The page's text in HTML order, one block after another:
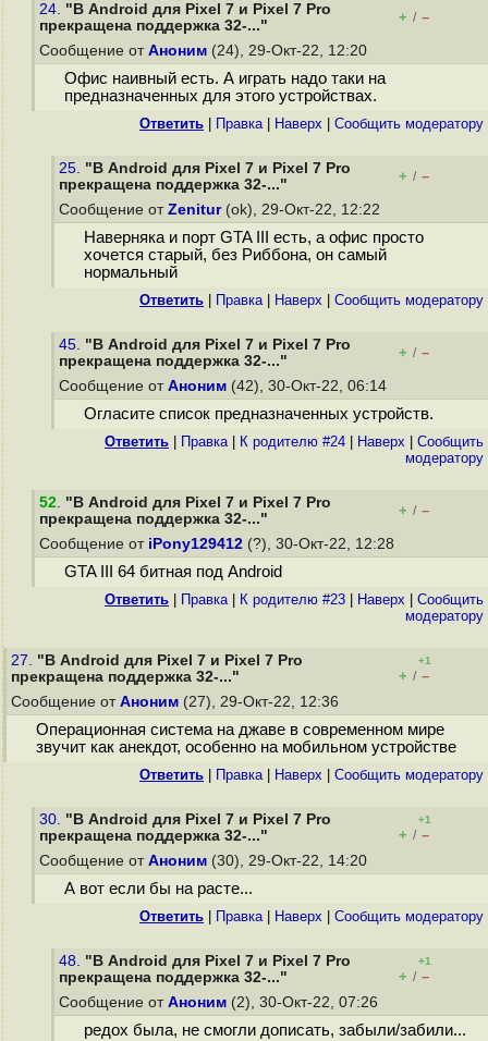
24. "В Android для Pixel 7 и Pixel 7 Pro
прекращена поддержка 32-..."
+ / –
Сообщение от Аноним (24), 29-Окт-22, 12:20
Офис наивный есть. А играть надо таки на
предназначенных для этого устройствах.
Ответить Правка| Наверх Cообщить модератору
25. "В Android для Pixel 7 и Pixel 7 Pro
прекращена поддержка 32-..."
+ / –
Сообщение от Zenitur(ok), 29-Окт-22, 12:22
Наверняка и порт GTA III есть, а офис просто
хочется старый, без Риббона, он самый
нормальный
Ответить Правка| Наверх Cообщить модератору
45. "В Android для Pixel 7 и Pixel 7 Pro
прекращена поддержка 32-..."
+ / –
Сообщение от Аноним (42), 30-Окт-22, 06:14
Огласите список предназначенных устройств.
Ответить Правка| К родителю #24 Наверх
Cообщить
модератору
52. "В Android для Pixel 7 и Pixel 7 Pro
прекращена поддержка 32-..."
+ / –
Сообщение от iPony129412 (?), 30-Окт-22, 12:28
GTA III 64 битная под Android
Ответить Правка| К родителю #23 Наверх
Cообщить
модератору
27. "В Android для Pixel 7 и Pixel 7 Pro
прекращена поддержка 32-..."
+1
+ / –
Сообщение от Аноним (27), 29-Окт-22, 12:36
Операционная система на джаве в современном мире
звучит как анекдот, особенно на мобильном устройстве
Ответить Правка| Наверх Cообщить модератору
30. "В Android для Pixel 7 и Pixel 7 Pro
прекращена поддержка 32-..."
+1
+ / –
Сообщение от Аноним (30), 29-Окт-22, 14:20
А вот если бы на расте...
Ответить Правка| Наверх Cообщить модератору
48. "В Android для Pixel 7 и Pixel 7 Pro
прекращена поддержка 32-..."
+1
+ / –
Сообщение от Аноним (2), 30-Окт-22, 07:26
редох была, не смогли дописать, забыли/забили...